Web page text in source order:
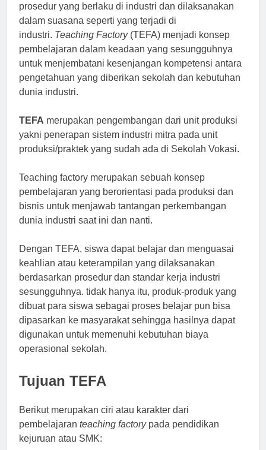
prosedur yang berlaku di industri dan dilaksanakan
dalam suasana seperti yang terjadi di
industri. Teaching Factory(TEFA) menjadi konsep
pembelajaran dalam keadaan yang sesungguhnya
untuk menjembatani kesenjangan kompetensi antara
pengetahuan yang diberikan sekolah dan kebutuhan
dunia industri.
TEFA merupakan pengembangan dari unit produksi
yakni penerapan sistem industri mitra pada unit
produksi/praktek yang sudah ada di Sekolah Vokasi.
Teaching factory merupakan sebuah konsep
pembelajaran yang berorientasi pada produksi dan
bisnis untuk menjawab tantangan perkembangan
dunia industri saat ini dan nanti.
Dengan TEFA, siswa dapat belajar dan menguasai
keahlian atau keterampilan yang dilaksanakan
berdasarkan prosedur dan standar kerja industri
sesungguhnya. tidak hanya itu, produk-produk yang
dibuat para siswa sebagai proses belajar pun bisa
dipasarkan ke masyarakat sehingga hasilnya dapat
digunakan untuk memenuhi kebutuhan biaya
operasional sekolah.
Tujuan TEFA
Berikut merupakan ciri atau karakter dari
pembelajaran teaching factorypada pendidikan
kejuruan atau SMK: